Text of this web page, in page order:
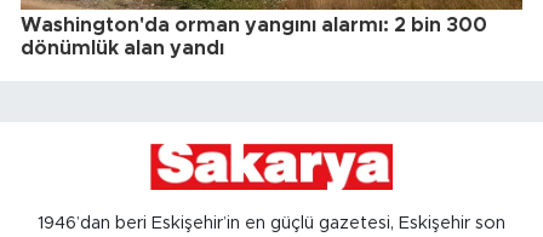
Washington'da orman yangını alarmı: 2 bin 300
dönümlük alan yandı
1946’dan beri Eskişehir’in en güçlü gazetesi, Eskişehir son